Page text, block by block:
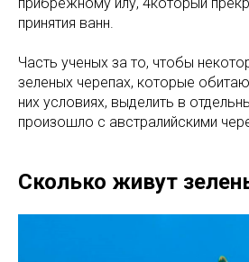
принятия ванн.
Часть ученых за то, чтобы
зеленых черепах, которые
них условиях, выделить в
произошло с австралийскими
Сколько живут